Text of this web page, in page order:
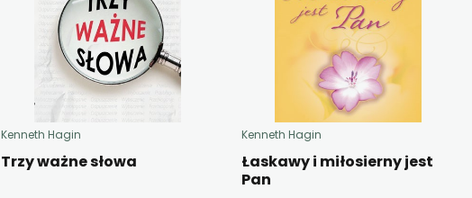
Kenneth Hagin
Trzy ważne słowa
Kenneth Hagin
Łaskawy i miłosierny jest
Pan